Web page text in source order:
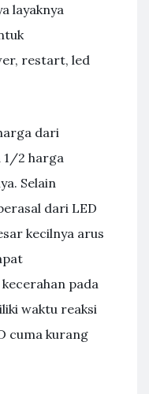
layaknya
restart, led
dari
1/2 harga
Selain
dari LED
kecilnya arus
pada
waktu reaksi
cuma kurang